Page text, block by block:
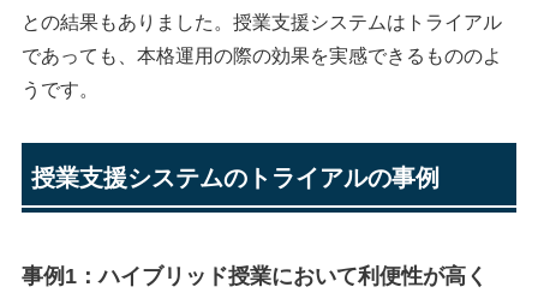
との結果もありました。授業支援システムはトライアル
であっても、本格運用の際の効果を実感できるもののよ
うです。
授業支援システムのトライアルの事例
事例1：ハイブリッド授業において利便性が高く